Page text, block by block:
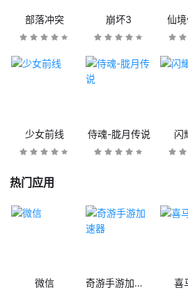
部落冲突 崩坏3 仙
少女前线 侍魂-胧月传说 闪
热门应用
微信 奇游手游加速器 喜